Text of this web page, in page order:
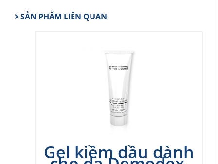
SẢN PHẨM LIÊN QUAN
Gel kiềm dầu dành
có
thể